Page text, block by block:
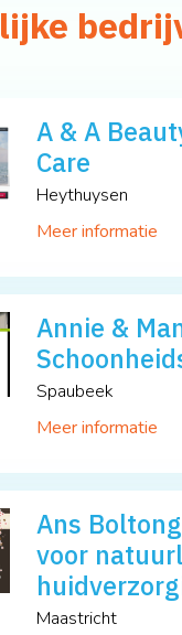
A & A
Care
Heythuysen
Meer informatie
Annie &
Spaubeek
Meer informatie
Ans
voor
Maastricht